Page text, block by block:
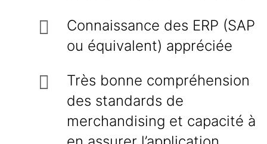
Connaissance des ERP (SAP
ou équivalent) appréciée
Très bonne compréhension
des standards de
merchandising et capacité à